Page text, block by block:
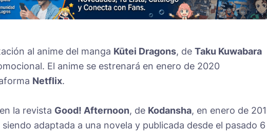
al anime del manga Kūtei Dragons, de Taku Kuwabara
El anime se estrenará en enero de 2020
Netflix.
la revista Good! Afternoon, de Kodansha, en enero de
adaptada a una novela y publicada desde el pasado 6